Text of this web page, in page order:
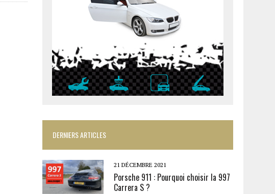
DERNIERS ARTICLES
21 DÉCEMBRE 2021
Porsche 911 : Pourquoi choisir la 997
Carrera S ?